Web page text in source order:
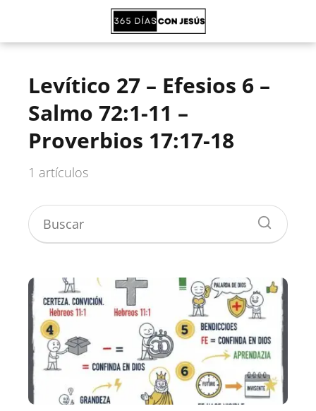
Levítico 27 – Efesios 6 –
Salmo 72:1-11 –
Proverbios 17:17-18
1 artículos